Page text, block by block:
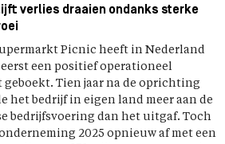
verlies draaien ondanks sterke
Picnic heeft in Nederland
een positief operationeel
geboekt. Tien jaar na de oprichting
het bedrijf in eigen land meer aan de
bedrijfsvoering dan het uitgaf. Toch
2025 opnieuw af met een